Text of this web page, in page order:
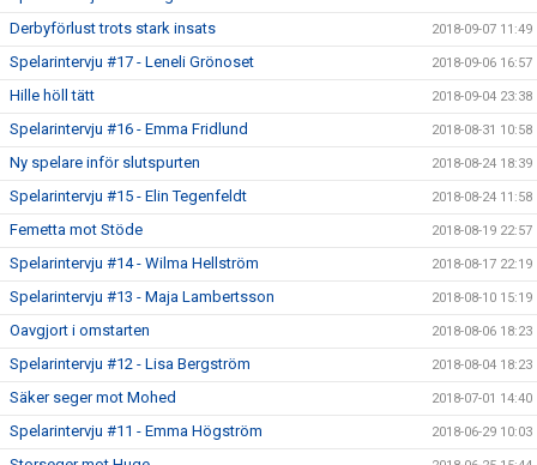
Derbyförlust trots stark insats 2018-09-07 11:49
Spelarintervju #17 - Leneli Grönoset 2018-09-06 16:57
Hille höll tätt 2018-09-04 23:38
Spelarintervju #16 - Emma Fridlund 2018-08-31 10:58
Ny spelare inför slutspurten 2018-08-24 18:39
Spelarintervju #15 - Elin Tegenfeldt 2018-08-24 11:58
Femetta mot Stöde 2018-08-19 22:57
Spelarintervju #14 - Wilma Hellström 2018-08-17 22:19
Spelarintervju #13 - Maja Lambertsson 2018-08-10 15:19
Oavgjort i omstarten 2018-08-06 18:23
Spelarintervju #12 - Lisa Bergström 2018-08-04 18:23
Säker seger mot Mohed 2018-07-01 14:40
Spelarintervju #11 - Emma Högström 2018-06-29 10:03